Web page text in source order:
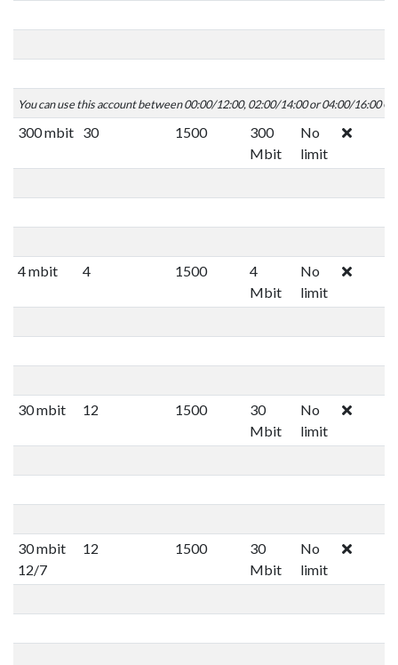
You can use this account between 00:00/12:00, 02:00/14:00 or 04:00/16:00
300 mbit 30 1500
300
Mbit
No
limit
4 mbit 4 1500
4
Mbit
No
limit
30 mbit 12 1500
30
Mbit
No
limit
30 mbit
12/7
12 1500
30
Mbit
No
limit